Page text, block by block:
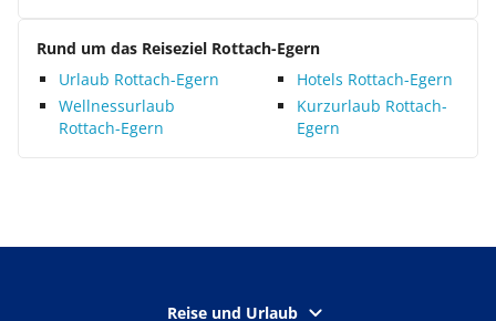
Rund um das Reiseziel Rottach-Egern
Urlaub Rottach-Egern
Hotels Rottach-Egern
Wellnessurlaub
Rottach-Egern
Kurzurlaub Rottach-
Egern
Reise und Urlaub